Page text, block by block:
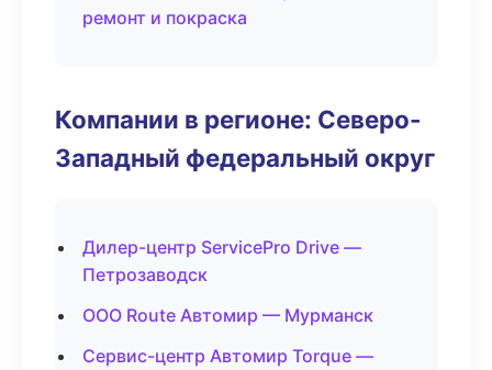
ремонт и покраска
Компании в регионе: Северо-
Западный федеральный округ
Дилер-центр ServicePro Drive —
Петрозаводск
ООО Route Автомир — Мурманск
Сервис-центр Автомир Torque —